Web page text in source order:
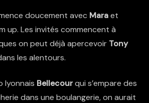
doucement avec Maraet
up. Les invités commencent à
on peut déjà apercevoir Tony
les alentours.
lyonnais Bellecourqui s’empare des
dans une boulangerie, on aurait